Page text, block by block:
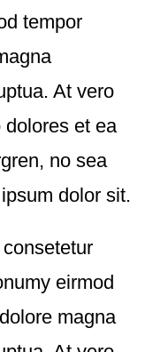
tempor
At vero
et ea
no sea
dolor sit.
eirmod
magna